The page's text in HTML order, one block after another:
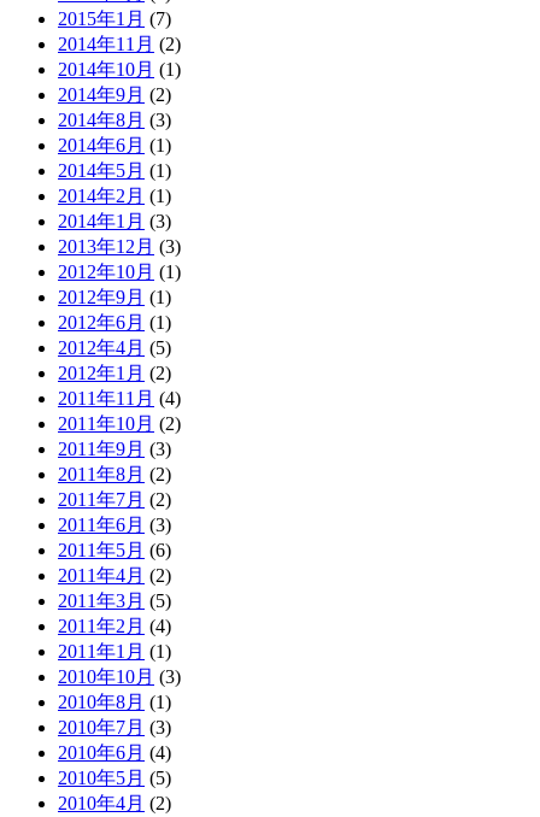
2015年1月 (7)
2014年11月 (2)
2014年10月 (1)
2014年9月 (2)
2014年8月 (3)
2014年6月 (1)
2014年5月 (1)
2014年2月 (1)
2014年1月 (3)
2013年12月 (3)
2012年10月 (1)
2012年9月 (1)
2012年6月 (1)
2012年4月 (5)
2012年1月 (2)
2011年11月 (4)
2011年10月 (2)
2011年9月 (3)
2011年8月 (2)
2011年7月 (2)
2011年6月 (3)
2011年5月 (6)
2011年4月 (2)
2011年3月 (5)
2011年2月 (4)
2011年1月 (1)
2010年10月 (3)
2010年8月 (1)
2010年7月 (3)
2010年6月 (4)
2010年5月 (5)
2010年4月 (2)